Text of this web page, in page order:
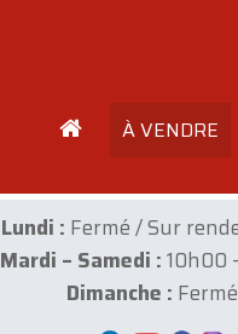
À VENDRE
Lundi : Fermé / Sur
Mardi – Samedi :10h00
Dimanche : Fermé